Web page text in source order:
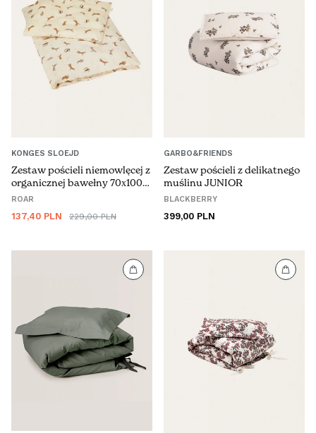
KONGES SLOEJD
Zestaw pościeli niemowlęcej z
organicznej bawełny 70x100
cm
ROAR
Cena
137,40 PLN
Cena
229,00 PLN
GARBO&FRIENDS
Zestaw pościeli z delikatnego
muślinu JUNIOR
BLACKBERRY
Cena
399,00 PLN